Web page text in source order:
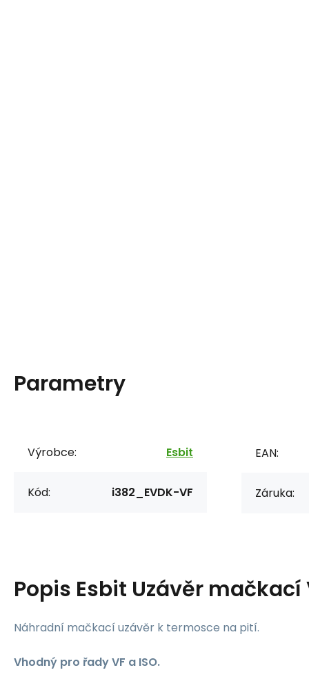
Parametry
Výrobce: Esbit
Kód: i382_EVDK-VF
EAN:
Záruka:
Popis Esbit Uzávěr mačkací
Náhradní mačkací uzávěr k termosce na pití.
Vhodný pro řady VF a ISO.